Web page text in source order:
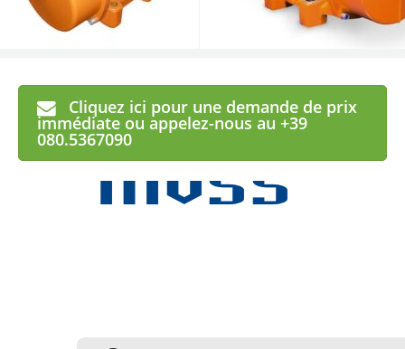
Cliquez ici pour une demande de prix
immédiate ou appelez-nous au +39
080.5367090MVSS